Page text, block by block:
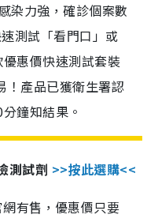
染力強，確診個案數
測試「看門口」或
惠價快速測試套裝
！產品已獲衛生署認
鐘知結果。
測試劑 >>按此選購<<
有售，優惠價只要